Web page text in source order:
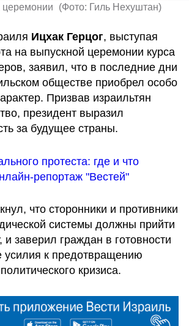
церемонии (Фото: Гиль Нехуштан)
Ицхак Герцог, выступая
на выпускной церемонии курса
заявил, что в последние дни
обществе приобрел особо
Призвав израильтян
президент выразил
за будущее страны.
протеста: где и что
репортаж "Вестей"
что сторонники и противники
системы должны прийти
и заверил граждан в готовности
усилия к предотвращению
кризиса.